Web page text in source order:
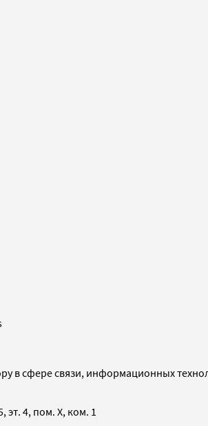
в сфере связи, информационных
эт. 4, пом. X, ком. 1